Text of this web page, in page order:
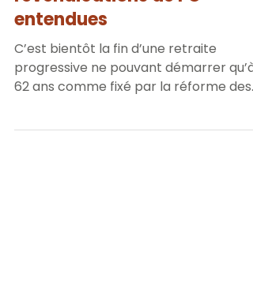
revendications de FO
entendues
C’est bientôt la fin d’une retraite
progressive ne pouvant démarrer qu’à
retraites de 2023. Le...